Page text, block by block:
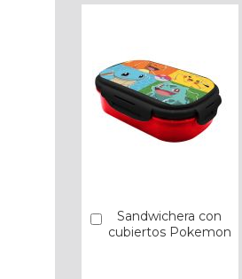
Sandwichera con
cubiertos Pokemon
Añadir